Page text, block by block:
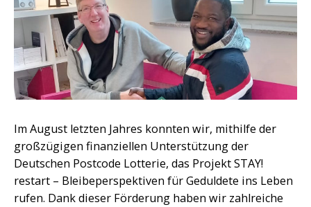
Im August letzten Jahres konnten wir, mithilfe der
großzügigen finanziellen Unterstützung der
Deutschen Postcode Lotterie, das Projekt STAY!
restart – Bleibeperspektiven für Geduldete ins Leben
rufen. Dank dieser Förderung haben wir zahlreiche